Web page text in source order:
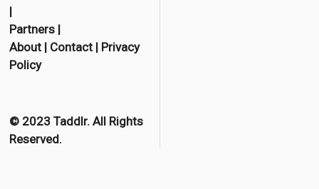
c
e
o
k
t
r
i
|
Partners |
About | Contact | Privacy
Policy
© 2023 Taddlr. All Rights
Reserved.